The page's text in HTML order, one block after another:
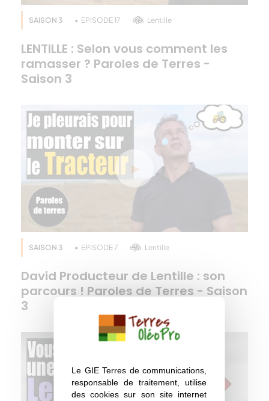
Le GIE Terres de communications,
responsable de traitement, utilise
des cookies sur son site internet
SAISON 3 EPISODE 17 Lentille
LENTILLE : Selon vous comment les
ramasser ? Paroles de Terres -
Saison 3
SAISON 3 EPISODE 7 Lentille
David Producteur de Lentille : son
parcours ! Paroles de Terres - Saison
3